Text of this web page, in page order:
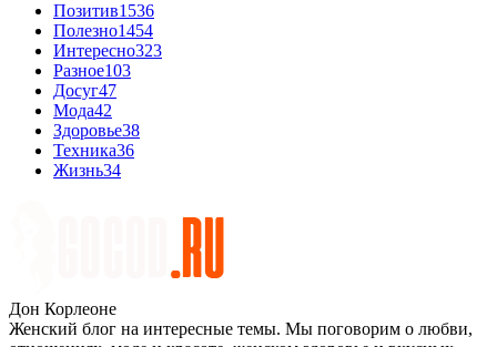
Позитив1536
Полезно1454
Интересно323
Разное103
Досуг47
Мода42
Здоровье38
Техника36
Жизнь34
Дон Корлеоне
Женский блог на интересные темы. Мы поговорим о любви,